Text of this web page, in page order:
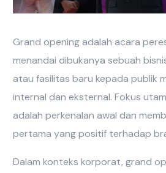
Grand opening adalah acara
menandai dibukanya sebuah
atau fasilitas baru kepada publik
internal dan eksternal. Fokus
adalah perkenalan awal dan
pertama yang positif terhadap
Dalam konteks korporat, grand